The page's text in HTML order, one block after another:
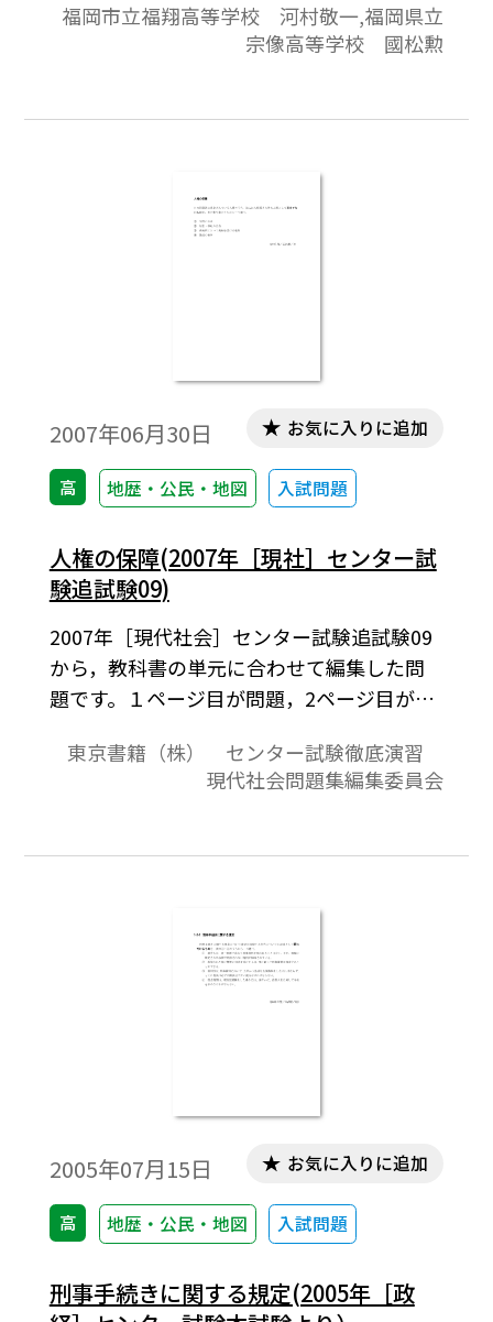
福岡市立福翔高等学校 河村敬一,福岡県立
宗像高等学校 國松勲
2007年06月30日
高 地歴・公民・地図 入試問題
お気に入りに追加
人権の保障(2007年［現社］センター試
験追試験09)
2007年［現代社会］センター試験追試験09
から，教科書の単元に合わせて編集した問
題です。１ページ目が問題，2ページ目が解
東京書籍（株） センター試験徹底演習
現代社会問題集編集委員会
2005年07月15日
高 地歴・公民・地図 入試問題
お気に入りに追加
刑事手続きに関する規定(2005年［政